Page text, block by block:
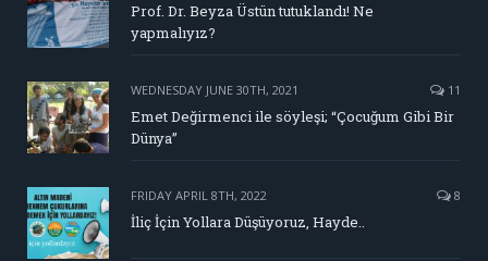
Prof. Dr. Beyza Üstün tutuklandı! Ne
yapmalıyız?
WEDNESDAY JUNE 30TH, 2021 11
Emet Değirmenci ile söyleşi; “Çocuğum Gibi Bir
Dünya”
FRIDAY APRIL 8TH, 2022 8
İliç İçin Yollara Düşüyoruz, Hayde..